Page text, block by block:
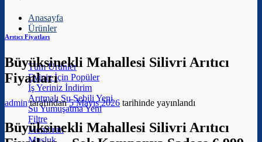
Anasayfa
Ürünler
Tüm Ürünler
Eviniz İçin
İş Yeriniz
Arıtmalı Su Sebili
Su Yumuşatma
Filtre
Membran
Musluk
Arıtıcı Fiyatları
Büyüksinekli Mahallesi Silivri Arıtıcı
Fiyatları
admintarafından 5 Mayıs 2026 tarihinde yayınlandı
Büyüksinekli Mahallesi Silivri Arıtıcı